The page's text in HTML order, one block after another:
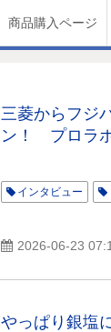
商品購入ページ
三菱からフジ
ン！ プロラ
インタビュー
2026-06-23
やっぱり銀塩